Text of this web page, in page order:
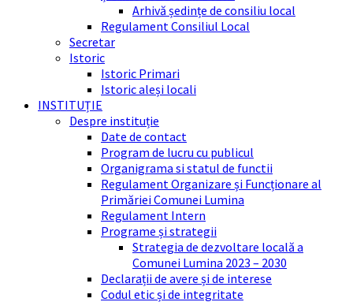
Arhivă ședințe de consiliu local
Regulament Consiliul Local
Secretar
Istoric
Istoric Primari
Istoric aleși locali
INSTITUȚIE
Despre instituție
Date de contact
Program de lucru cu publicul
Organigrama si statul de functii
Regulament Organizare și Funcționare al
Primăriei Comunei Lumina
Regulament Intern
Programe și strategii
Strategia de dezvoltare locală a
Comunei Lumina 2023 – 2030
Declarații de avere și de interese
Codul etic și de integritate